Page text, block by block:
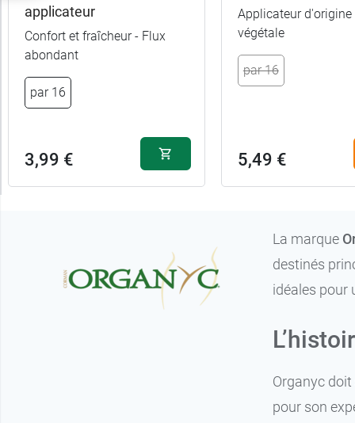
applicateur
Confort et fraîcheur - Flux
abondant
par 16
3,99 €
Applicateur d'origine
végétale
par 16
5,49 €
La marque
destinés
idéales pour
Organyc
pour son